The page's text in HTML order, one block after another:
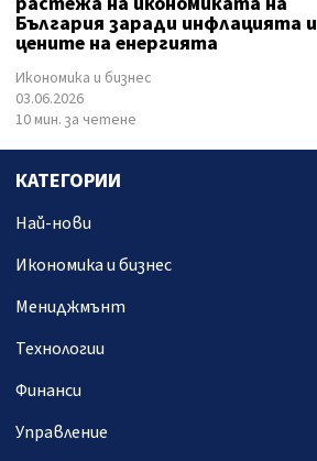
България заради инфлацията и
цените на енергията
Икономика и бизнес
03.06.2026
10 мин. за четене
КАТЕГОРИИ
Най-нови
Икономика и бизнес
Мениджмънт
Технологии
Финанси
Управление